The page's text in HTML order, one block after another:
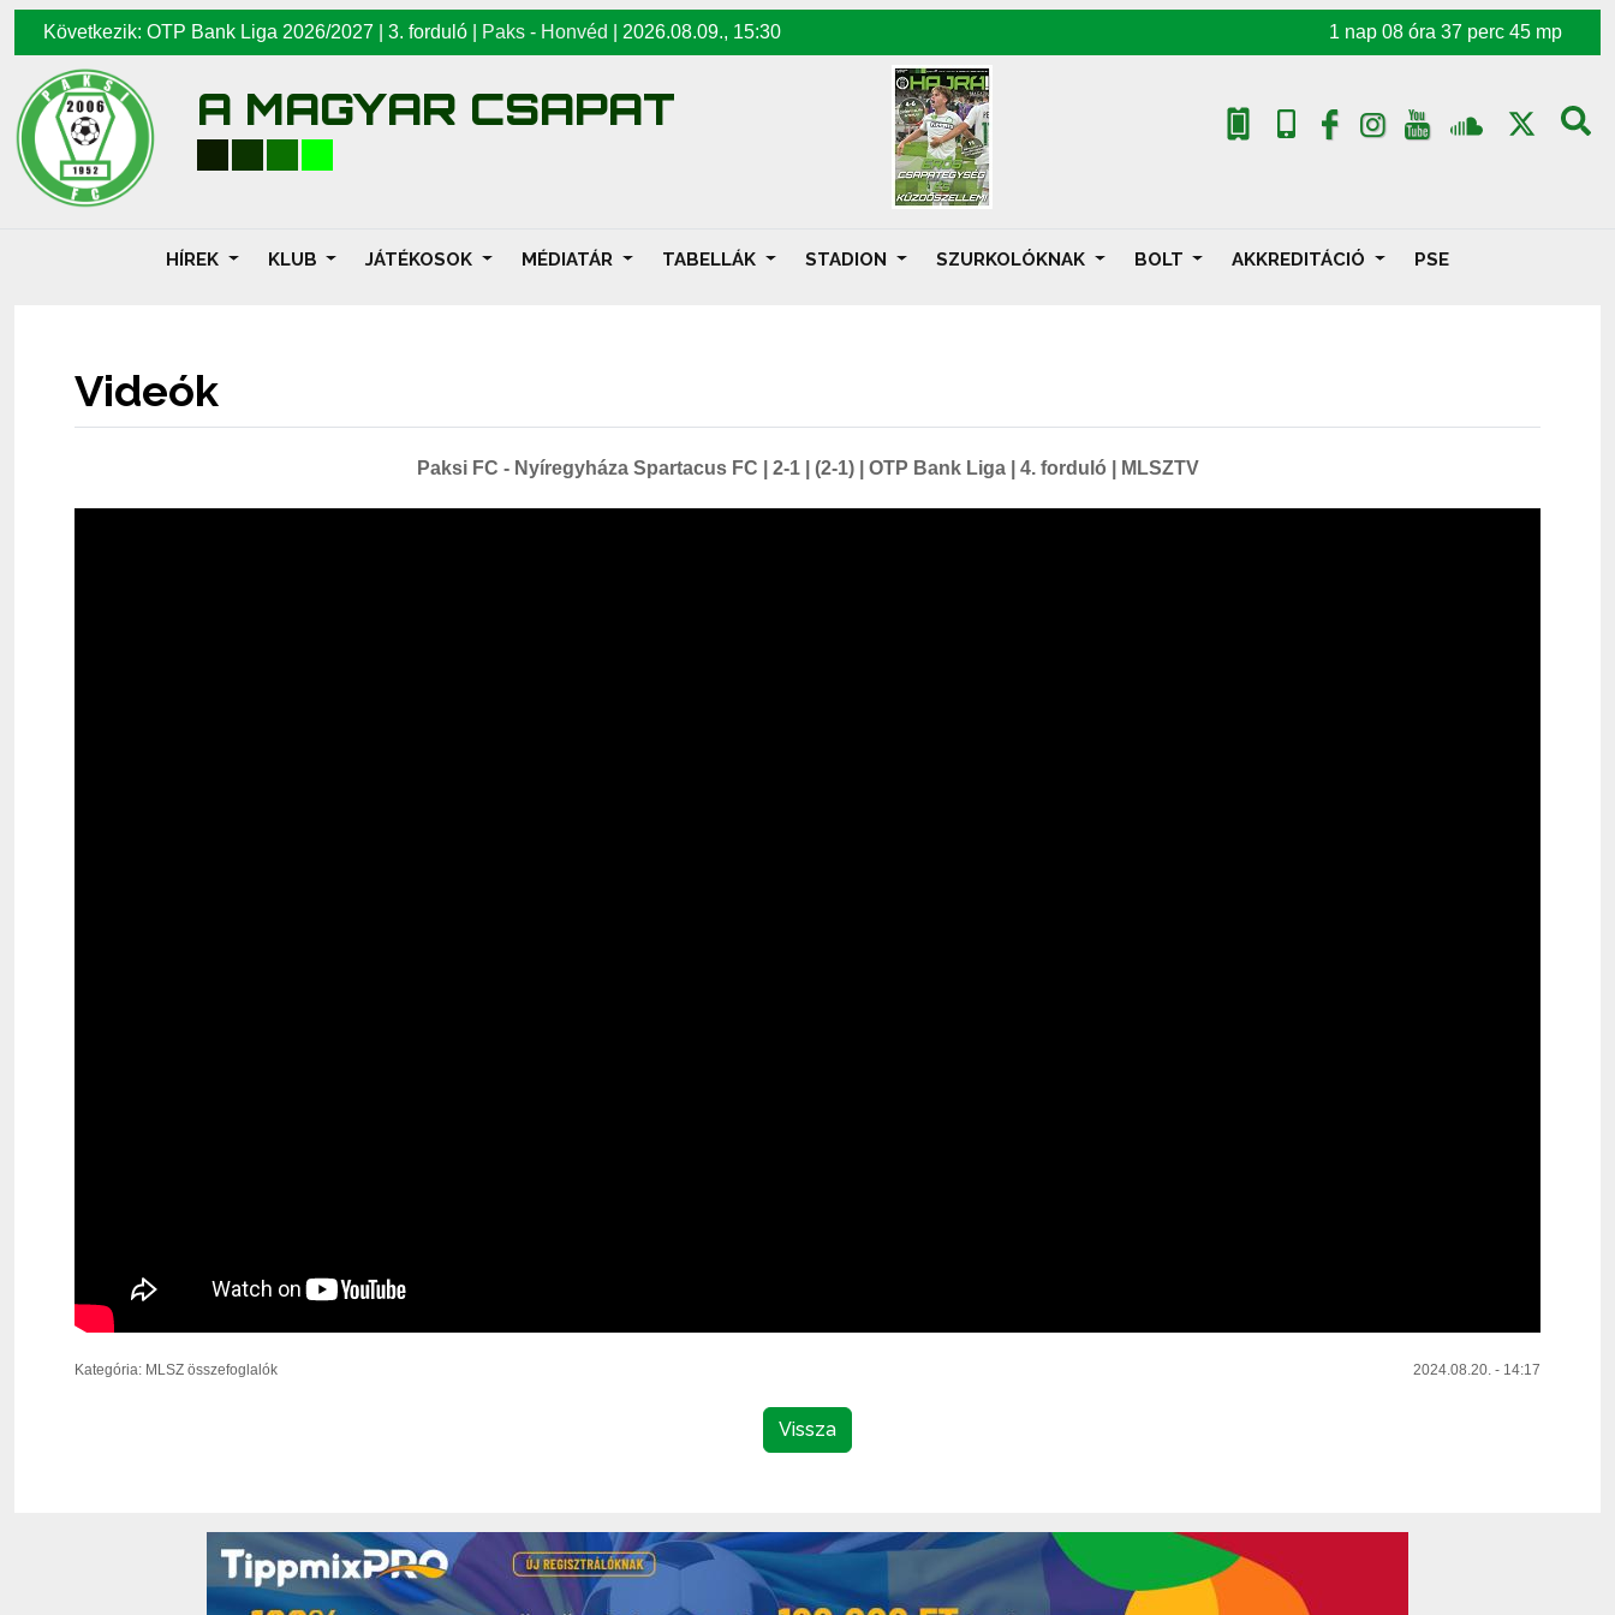
Következik: OTP Bank Liga 2026/2027 | 3. forduló | Paks - Honvéd 2026.08.09., 15:30 1 nap 08 óra 37 perc 44 mp
A MAGYAR CSAPAT
HÍREK KLUB JÁTÉKOSOK MÉDIATÁR TABELLÁK STADION SZURKOLÓKNAK BOLT AKKREDITÁCIÓ PSE
Videók
Paksi FC - Nyíregyháza Spartacus FC | 2-1 | (2-1) | OTP Bank Liga | 4. forduló | MLSZTV
Kategória: MLSZ összefoglalók 2024.08.20. - 14:17
Vissza